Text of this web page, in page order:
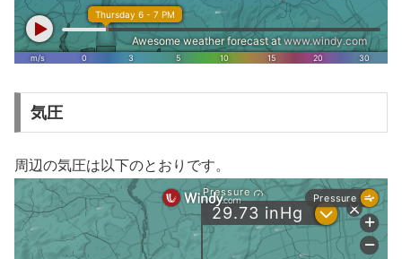
気圧
周辺の気圧は以下のとおりです。